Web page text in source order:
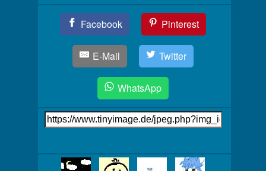
Facebook Pinterest
E-Mail Twitter
WhatsApp
Link
auf's
Mehr